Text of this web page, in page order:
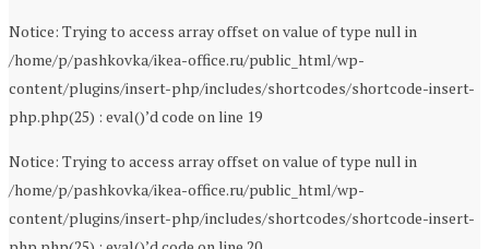
Notice: Trying to access array offset on value of type null in
/home/p/pashkovka/ikea-office.ru/public_html/wp-
content/plugins/insert-php/includes/shortcodes/shortcode-insert-
php.php(25) : eval()’d code on line 19
Notice: Trying to access array offset on value of type null in
/home/p/pashkovka/ikea-office.ru/public_html/wp-
content/plugins/insert-php/includes/shortcodes/shortcode-insert-